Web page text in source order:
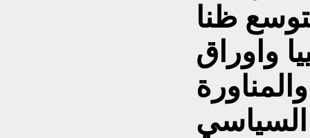
ظنا
واوراق
السياسي